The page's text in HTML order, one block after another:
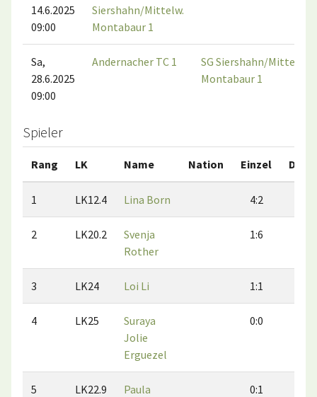
14.6.2025
09:00
Siershahn/Mittelw.
Montabaur 1
Sa,
28.6.2025
09:00
Andernacher TC 1
SG Siershahn/Mittelw.
Montabaur 1
Spieler
Rang LK Name Nation Einzel
1 LK12.4 Lina Born 4:2
2 LK20.2
Svenja
Rother
1:6
3 LK24 Loi Li 1:1
4 LK25
Suraya
Jolie
Erguezel
0:0
5 LK22.9
Paula
0:1